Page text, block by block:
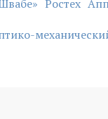
Ростех